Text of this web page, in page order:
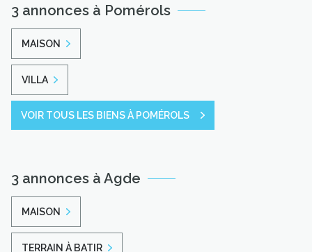
3 annonces à Pomérols
MAISON
VILLA
VOIR TOUS LES BIENS À POMÉROLS
3 annonces à Agde
MAISON
TERRAIN À BATIR